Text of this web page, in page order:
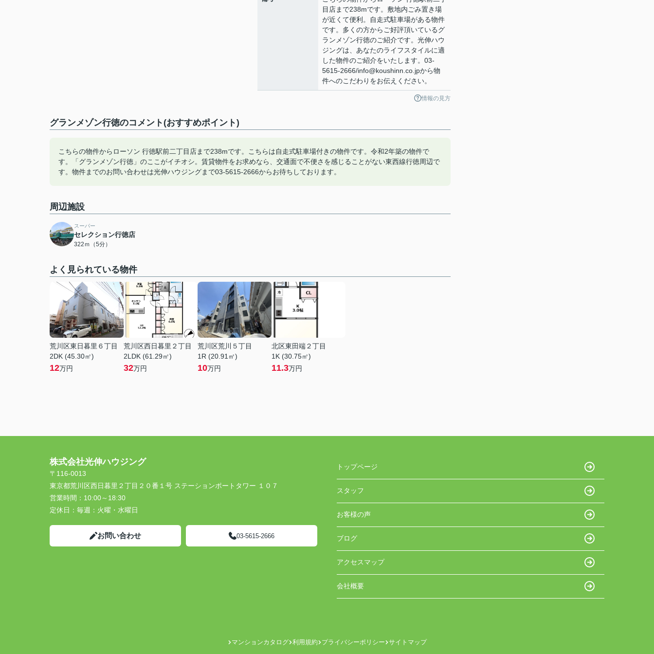
目店まで238mです。敷地内ごみ置き場
が近くて便利。自走式駐車場がある物件
です。多くの方からご好評頂いているグ
ランメゾン行徳のご紹介です。光伸ハウ
ジングは、あなたのライフスタイルに適
した物件のご紹介をいたします。03-
5615-2666/info@koushinn.co.jpから物
件へのこだわりをお伝えください。
情報の見方
グランメゾン行徳のコメント(おすすめポイント)
こちらの物件からローソン 行徳駅前二丁目店まで238mです。こちらは自走式駐車場付きの物件です。令和2年築の物件で
す。「グランメゾン行徳」のここがイチオシ。賃貸物件をお求めなら、交通面で不便さを感じることがない東西線行徳周辺で
す。物件までのお問い合わせは光伸ハウジングまで03-5615-2666からお待ちしております。
周辺施設
スーパー
セレクション行徳店
322ｍ（5分）
よく見られている物件
荒川区東日暮里６丁目
2DK (45.30㎡)
12万円
荒川区西日暮里２丁目
2LDK (61.29㎡)
32万円
荒川区荒川５丁目
1R (20.91㎡)
10万円
北区東田端２丁目
1K (30.75㎡)
11.3万円
株式会社光伸ハウジング
〒116-0013
東京都荒川区西日暮里２丁目２０番１号 ステーションポートタワー １０７
営業時間： 10:00～18:30
定休日： 毎週：火曜・水曜日
お問い合わせ 03-5615-2666
トップページ
スタッフ
お客様の声
ブログ
アクセスマップ
会社概要
マンションカタログ 利用規約 プライバシーポリシー サイトマップ